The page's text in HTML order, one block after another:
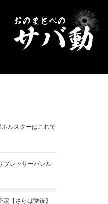
時更新】ガスガンレビュー動画ゾク
ルスターはこれで
プレッサーバレル
定【さらば愛銃】